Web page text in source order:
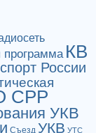
КВ
России
СРР
УКВ
Съезд УКВ УТС